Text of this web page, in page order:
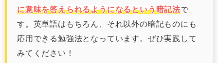
に意味を答えられるようになるという暗記法で
す。英単語はもちろん、それ以外の暗記ものにも
応用できる勉強法となっています。ぜひ実践して
みてください！